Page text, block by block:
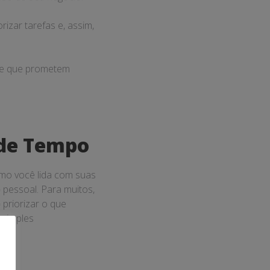
tarefas e, assim,
que prometem
Tempo
você lida com suas
Para muitos,
priorizar o que